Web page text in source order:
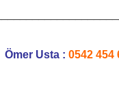
Ömer Usta : 0542 454